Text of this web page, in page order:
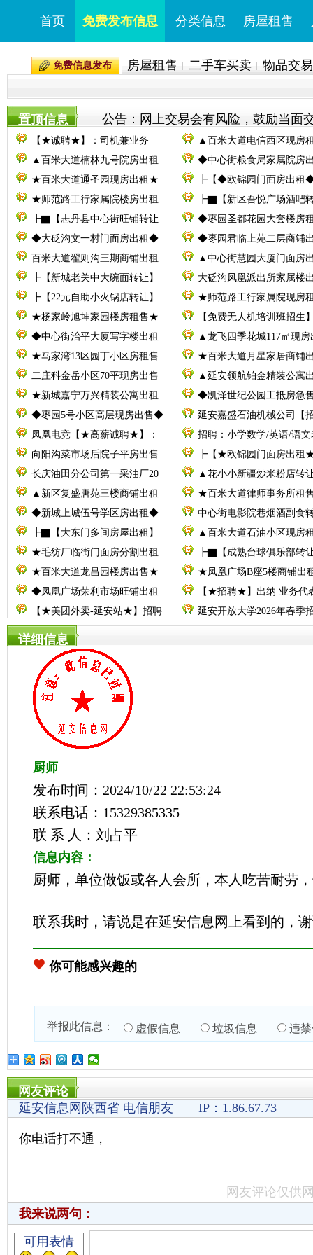
首页 免费发布信息 分类信息 房屋租售
免费信息发布 房屋租售 二手车买卖 物品交易
置顶信息 公告：网上交易会有风险，鼓励当面
【★诚聘★】：司机兼业务
▲百米大道电信西区现房
▲百米大道楠林九号院房出租
◆中心街粮食局家属院房
★百米大道通圣园现房出租★
┣【◆欧锦园门面房出租
★师范路工行家属院楼房出租
┣▇【新区吾悦广场酒吧
┣▇【志丹县中心街旺铺转让
◆枣园圣都花园大套楼房
◆大砭沟文一村门面房出租◆
◆枣园君临上苑二层商铺
百米大道翟则沟三期商铺出租
▲中心街慧园大厦门面房
┣【新城老关中大碗面转让】
大砭沟凤凰派出所家属楼
┣【22元自助小火锅店转让】
★师范路工行家属院现房
★杨家岭旭坤家园楼房租售★
【免费无人机培训班招生
◆中心街治平大厦写字楼出租
▲龙飞四季花城117㎡现房
★马家湾13区园丁小区房租售
★百米大道月星家居商铺
二庄科金岳小区70平现房出售
▲延安领航铂金精装公寓
★新城嘉宁万兴精装公寓出租
◆凯泽世纪公园工抵房急
◆枣园5号小区高层现房出售◆
延安嘉盛石油机械公司【
凤凰电竞【★高薪诚聘★】：
招聘：小学数学/英语/语文
向阳沟菜市场后院子平房出售
┣【★欧锦园门面房出租
长庆油田分公司第一采油厂20
▲花小小新疆炒米粉店转
▲新区复盛唐苑三楼商铺出租
★百米大道律师事务所租
◆新城上城伍号学区房出租◆
中心街电影院巷烟酒副食
┣▇【大东门多间房屋出租】
▲百米大道石油小区现房
★毛纺厂临街门面房分割出租
┣▇【成熟台球俱乐部转
★百米大道龙昌园楼房出售★
★凤凰广场B座5楼商铺出
◆凤凰广场荣利市场旺铺出租
【★招聘★】出纳 业务代
【★美团外卖-延安站★】招聘
延安开放大学2026年春季
详细信息
厨师
发布时间：2024/10/22 22:53:24
联系电话：15329385335
联 系 人：刘占平
信息内容：
厨师，单位做饭或各人会所，本人吃苦耐劳
联系我时，请说是在延安信息网上看到的，
你可能感兴趣的
举报此信息： 虚假信息 垃圾信息 违
网友评论
延安信息网陕西省 电信朋友 IP：1.86.67.73
你电话打不通，
网友评论仅供
我来说两句：
可用表情